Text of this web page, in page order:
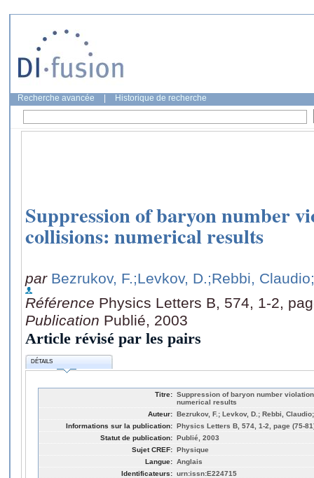
Recherche avancée Historique de recherche
Suppression of baryon number
collisions: numerical results
par Bezrukov, F.;Levkov, D.;Rebbi, Claudio
Référence Physics Letters B, 574, 1-2,
Publication Publié, 2003
Article révisé par les pairs
DÉTAILS
Titre: Suppression of baryon number
numerical results
Auteur: Bezrukov, F.; Levkov, D.; Rebbi,
Informations sur la publication: Physics Letters B, 574, 1-2, page (75-
Statut de publication: Publié, 2003
Sujet CREF: Physique
Langue: Anglais
Identificateurs: urn:issn:E224715